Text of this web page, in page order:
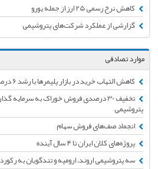
کاهش نرخ رسمی 25 ارز از جمله یورو
گزارشی از عملکرد شرکت‌های پتروشیمی
موارد تصادفی
کاهش التهاب خرید در بازار پلیمرها با رشد 6 درصدی عرضه
تخفیف 30 درصدی فروش خوراک به سرمایه
پتروشیمی
انجماد صف‌های فروش سهام
پروژه‌های کلان ایران تا ۴ سال آینده
سه پتروشیمی‌ اروند، ارومیه و تندگویان به